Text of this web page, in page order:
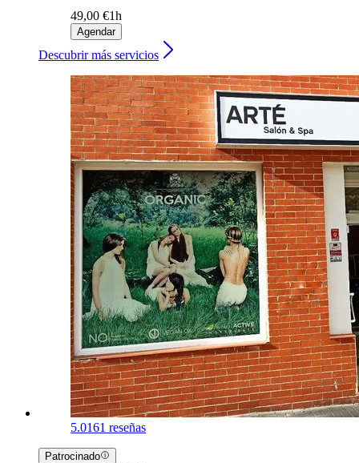
49,00 €1h
Agendar
Descubrir más servicios
5.0161 reseñas
Patrocinado